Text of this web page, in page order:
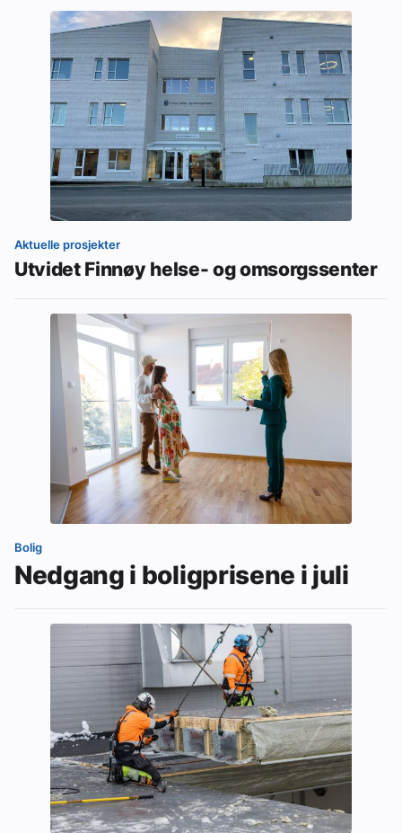
Aktuelle prosjekter
Utvidet Finnøy helse- og omsorgssenter
Bolig
Nedgang i boligprisene i juli